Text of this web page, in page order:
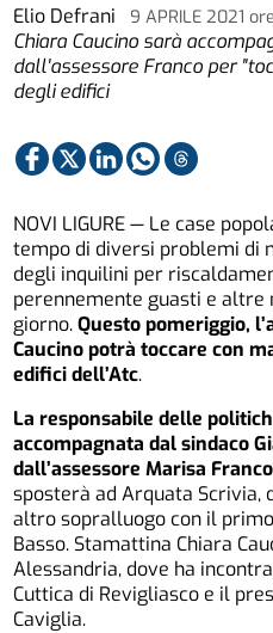
Elio Defrani 9 APRILE 2021ore
Chiara Caucino sarà
dall'assessore Franco per
degli edifici
NOVI LIGURE — Le case
tempo di diversi problemi di
degli inquilini per
perennemente guasti e altre
giorno.Questo pomeriggio,
Caucino potrà toccare con
edifici dell’Atc.
La responsabile delle
accompagnata dal sindaco
dall’assessore Marisa Franco
sposterà ad Arquata Scrivia,
altro sopralluogo con il
Basso. Stamattina Chiara
Alessandria, dove ha
Cuttica di Revigliasco e il
Caviglia.